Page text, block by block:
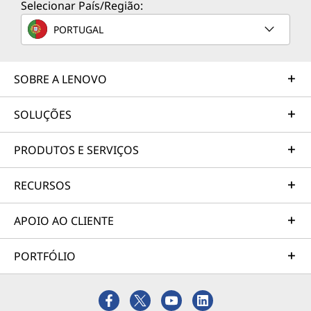
As especificações podem variar consoante a região/modelo.
Selecionar País/Região:
PORTUGAL
SOBRE A LENOVO
SOLUÇÕES
PRODUTOS E SERVIÇOS
RECURSOS
APOIO AO CLIENTE
PORTFÓLIO